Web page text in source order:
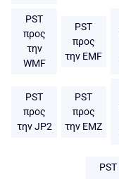
PST
προς
την
WMF
PST
προς
την EMF
PST
προς
την JP2
PST
προς
την EMZ
PST